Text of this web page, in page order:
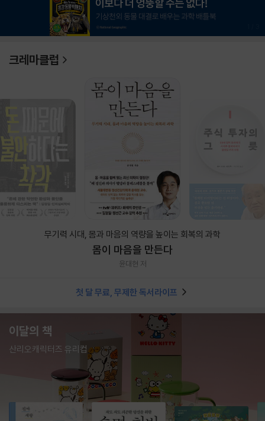
크레마클럽
무기력 시대, 몸과 마음의 역량을 높이는 회복의 과학
몸이 마음을 만든다
윤대현 저
첫 달 무료, 무제한 독서라이프
이달의 책
산리오캐릭터즈 유리컵